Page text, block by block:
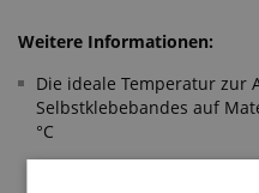
Weitere Informationen:
Die ideale Temperatur zur
Selbstklebebandes auf
°C